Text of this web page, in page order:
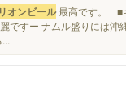
オンビール最高です。 ■
ですー ナムル盛りには沖